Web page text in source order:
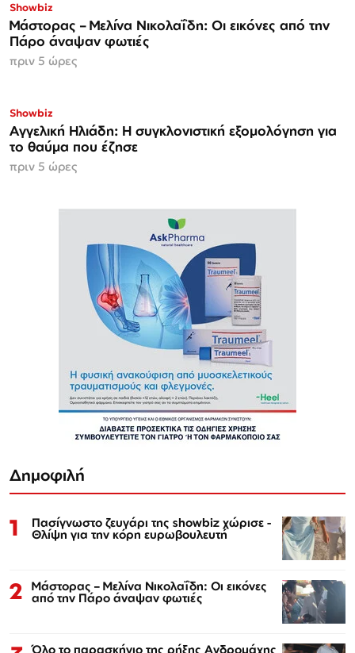
Showbiz
Μάστορας – Μελίνα Νικολαΐδη: Οι εικόνες από την
Πάρο άναψαν φωτιές
πριν 5 ώρες
Showbiz
Αγγελική Ηλιάδη: Η συγκλονιστική εξομολόγηση για
το θαύμα που έζησε
πριν 5 ώρες
Δημοφιλή
1 Πασίγνωστο ζευγάρι της showbiz χώρισε -
Θλίψη για την κόρη ευρωβουλευτή
2 Μάστορας – Μελίνα Νικολαΐδη: Οι εικόνες
από την Πάρο άναψαν φωτιές
Όλο το παρασκήνιο της ρήξης Ανδρομάχης